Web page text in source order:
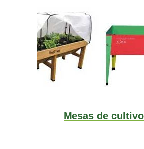
Mesas de cultivo